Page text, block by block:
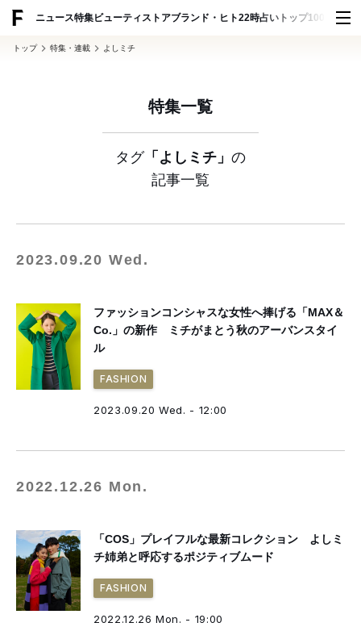
ニュース特集ビューティ ストアブランド・ヒト22時占い トップ100 スナッ
トップ 特集・連載 よしミチ
特集一覧
タグ「よしミチ」 の
記事一覧
2023.09.20 Wed.
ファッションコンシャスな女性へ捧げる「MAX＆
Co.」の新作 ミチがまとう秋のアーバンスタイ
ル
FASHION
2023.09.20 Wed. - 12:00
2022.12.26 Mon.
「COS」プレイフルな最新コレクション よしミ
チ姉弟と呼応するポジティブムード
FASHION
2022.12.26 Mon. - 19:00